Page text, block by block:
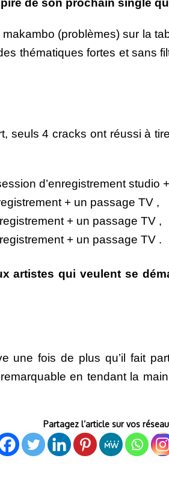
(problèmes) sur la
thématiques fortes et sans
seuls 4 cracks ont réussi à
d’enregistrement studio
+ un passage TV ,
+ un passage TV ,
+ un passage TV .
artistes qui veulent se
une fois de plus qu’il fait
en tendant la
Partagez l’article sur vos